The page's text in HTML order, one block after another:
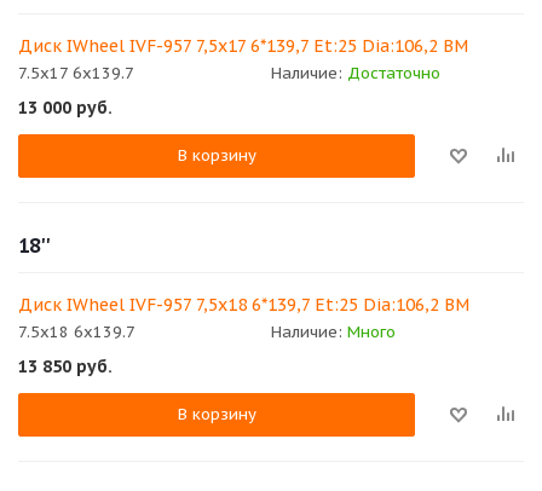
Диск IWheel IVF-957 7,5x17 6*139,7 Et:25 Dia:106,2 BM
7.5x17 6x139.7 Наличие: Достаточно
13 000 руб.
В корзину
18''
Диск IWheel IVF-957 7,5x18 6*139,7 Et:25 Dia:106,2 BM
7.5x18 6x139.7 Наличие: Много
13 850 руб.
В корзину